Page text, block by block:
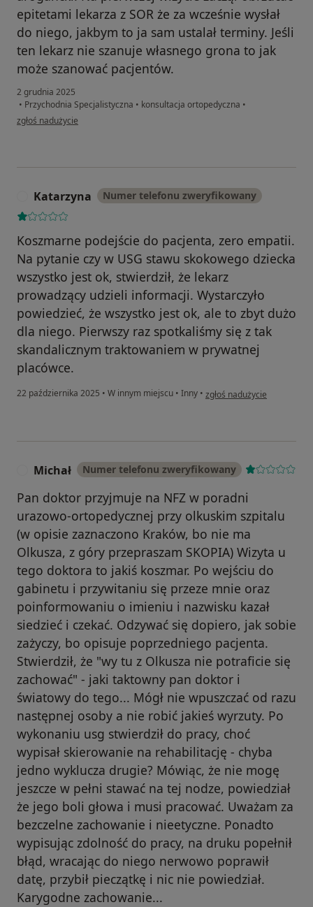
epitetami lekarza z SOR że za wcześnie wysłał
do niego, jakbym to ja sam ustalał terminy. Jeśli
ten lekarz nie szanuje własnego grona to jak
może szanować pacjentów.
2 grudnia 2025
• Przychodnia Specjalistyczna • konsultacja ortopedyczna •
w opinii użytkownika Wiesław
zgłoś nadużycie
Katarzyna Numer telefonu zweryfikowany
Koszmarne podejście do pacjenta, zero empatii.
Na pytanie czy w USG stawu skokowego dziecka
wszystko jest ok, stwierdził, że lekarz
prowadzący udzieli informacji. Wystarczyło
powiedzieć, że wszystko jest ok, ale to zbyt dużo
dla niego. Pierwszy raz spotkaliśmy się z tak
skandalicznym traktowaniem w prywatnej
placówce.
22 października 2025 • W innym miejscu • Inny • w opinii użytkownika
zgłoś nadużycie
Michał Numer telefonu zweryfikowany
Pan doktor przyjmuje na NFZ w poradni
urazowo-ortopedycznej przy olkuskim szpitalu
(w opisie zaznaczono Kraków, bo nie ma
Olkusza, z góry przepraszam SKOPIA) Wizyta u
tego doktora to jakiś koszmar. Po wejściu do
gabinetu i przywitaniu się przeze mnie oraz
poinformowaniu o imieniu i nazwisku kazał
siedzieć i czekać. Odzywać się dopiero, jak sobie
zażyczy, bo opisuje poprzedniego pacjenta.
Stwierdził, że "wy tu z Olkusza nie potraficie się
zachować" - jaki taktowny pan doktor i
światowy do tego... Mógł nie wpuszczać od razu
następnej osoby a nie robić jakieś wyrzuty. Po
wykonaniu usg stwierdził do pracy, choć
wypisał skierowanie na rehabilitację - chyba
jedno wyklucza drugie? Mówiąc, że nie mogę
jeszcze w pełni stawać na tej nodze, powiedział
że jego boli głowa i musi pracować. Uważam za
bezczelne zachowanie i nieetyczne. Ponadto
wypisując zdolność do pracy, na druku popełnił
błąd, wracając do niego nerwowo poprawił
datę, przybił pieczątkę i nic nie powiedział.
Karygodne zachowanie...